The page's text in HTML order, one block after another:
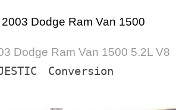
2003 Dodge Ram Van 1500
Dodge Ram Van 1500 5.2L V8
　Conversion